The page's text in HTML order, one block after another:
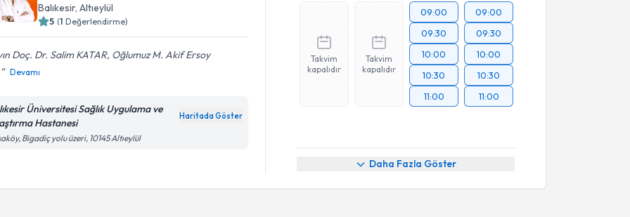
Balıkesir, Altıeylül
5 (1 Değerlendirme)
Doç. Dr. Salim KATAR, Oğlumuz M. Akif Ersoy
Devamı
Üniversitesi Sağlık Uygulama ve
Hastanesi
Haritada Göster
Bigadiç yolu üzeri, 10145 Altıeylül
Takvim
kapalıdır
Takvim
kapalıdır
09:00
09:30
10:00
10:30
11:00
09:00
09:30
10:00
10:30
11:00
Daha Fazla Göster